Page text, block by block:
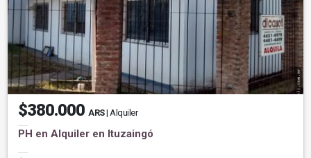
$380.000 ARS| Alquiler
PH en Alquiler en Ituzaingó